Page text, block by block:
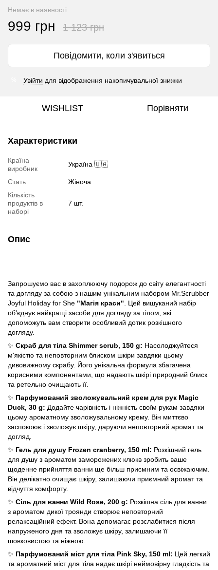
Немає в наявності
999 грн 1 123 грн
Повідомити, коли з'явиться
Увійти для відображення накопичувальної знижки
WISHLIST Порівняти
Характеристики
Країна
виробник
Україна 🇺🇦
Стать
Жіноча
Кількість
продуктів в
наборі
7 шт.
Опис
Запрошуємо вас в захоплюючу подорож до світу елегантності
та догляду за собою з нашим унікальним набором Mr.Scrubber
Joyful Holiday for She "Магія краси" . Цей вишуканий набір
об'єднує найкращі засоби для догляду за тілом, які
допоможуть вам створити особливий дотик розкішного
догляду.
✨ Скраб для тіла Shimmer scrub, 150 g: Насолоджуйтеся
м'якістю та неповторним блиском шкіри завдяки цьому
дивовижному скрабу. Його унікальна формула збагачена
корисними компонентами, що надають шкірі природний блиск
та ретельно очищають її.
✨ Парфумований зволожувальний крем для рук Magic
Duck, 30 g: Додайте чарівність і ніжність своїм рукам завдяки
цьому ароматному зволожувальному крему. Він миттєво
заспокоює і зволожує шкіру, даруючи неповторний аромат та
догляд.
✨ Гель для душу Frozen cranberry, 150 ml: Розкішний гель
для душу з ароматом заморожених клюкв зробить ваше
щоденне прийняття ванни ще більш приємним та освіжаючим.
Він делікатно очищає шкіру, залишаючи приємний аромат та
відчуття комфорту.
✨ Сіль для ванни Wild Rose, 200 g: Розкішна сіль для ванни
з ароматом дикої троянди створює неповторний
релаксаційний ефект. Вона допомагає розслабитися після
напруженого дня та зволожує шкіру, залишаючи її
шовковистою та ніжною.
✨ Парфумований міст для тіла Pink Sky, 150 ml: Цей легкий
та ароматний міст для тіла надає шкірі неймовірну гладкість та